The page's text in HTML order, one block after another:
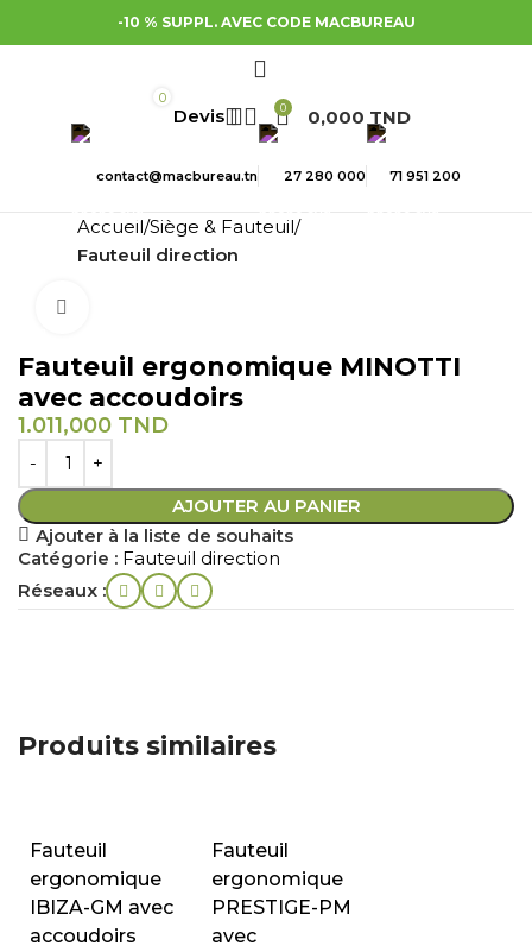
-10 % SUPPL. AVEC CODE MACBUREAU
0
0 0,000 TND
contact@macbureau.tn 27 280 000 71 951 200
Accueil Siège & Fauteuil
Fauteuil direction
Fauteuil ergonomique MINOTTI
avec accoudoirs
1.011,000 TND
AJOUTER AU PANIER
Ajouter à la liste de souhaits
Catégorie : Fauteuil direction
Réseaux :
Produits similaires
Fauteuil
ergonomique
IBIZA-GM avec
accoudoirs
Fauteuil
ergonomique
PRESTIGE-PM
avec